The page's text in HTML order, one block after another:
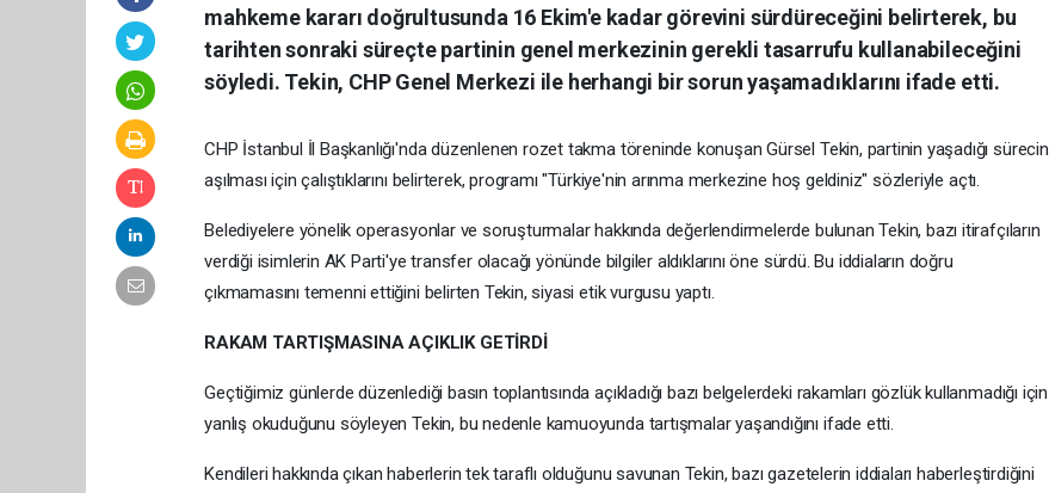
mahkeme kararı doğrultusunda 16 Ekim'e kadar görevini sürdüreceğini belirterek, bu
tarihten sonraki süreçte partinin genel merkezinin gerekli tasarrufu kullanabileceğini
söyledi. Tekin, CHP Genel Merkezi ile herhangi bir sorun yaşamadıklarını ifade etti.
CHP İstanbul İl Başkanlığı'nda düzenlenen rozet takma töreninde konuşan Gürsel Tekin, partinin yaşadığı sürecin
aşılması için çalıştıklarını belirterek, programı "Türkiye'nin arınma merkezine hoş geldiniz" sözleriyle açtı.
Belediyelere yönelik operasyonlar ve soruşturmalar hakkında değerlendirmelerde bulunan Tekin, bazı itirafçıların
verdiği isimlerin AK Parti'ye transfer olacağı yönünde bilgiler aldıklarını öne sürdü. Bu iddiaların doğru
çıkmamasını temenni ettiğini belirten Tekin, siyasi etik vurgusu yaptı.
RAKAM TARTIŞMASINA AÇIKLIK GETİRDİ
Geçtiğimiz günlerde düzenlediği basın toplantısında açıkladığı bazı belgelerdeki rakamları gözlük kullanmadığı için
yanlış okuduğunu söyleyen Tekin, bu nedenle kamuoyunda tartışmalar yaşandığını ifade etti.
Kendileri hakkında çıkan haberlerin tek taraflı olduğunu savunan Tekin, bazı gazetelerin iddiaları haberleştirdiğini